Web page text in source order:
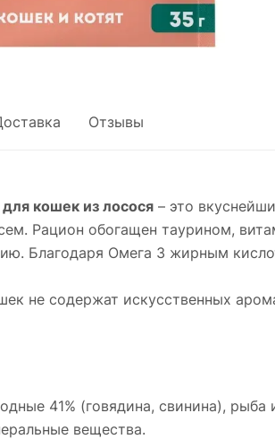
Отзывы
кошек из лосося – это
Рацион обогащен таурином,
Благодаря Омега 3 жирным
не содержат искусственных
41% (говядина, свинина),
вещества.